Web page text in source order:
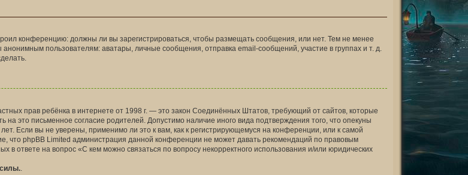
конференцию: должны ли вы зарегистрироваться, чтобы размещать сообщения, или нет. Тем не менее
пользователям: аватары, личные сообщения, отправка email-сообщений, участие в группах и т. д.
прав ребёнка в интернете от 1998 г. — это закон Соединённых Штатов, требующий от сайтов, которые
это письменное согласие родителей. Допустимо наличие иного вида подтверждения того, что опекуны
Если вы не уверены, применимо ли это к вам, как к регистрирующемуся на конференции, или к самой
что phpBB Limited администрация данной конференции не может давать рекомендаций по правовым
в ответе на вопрос «С кем можно связаться по вопросу некорректного использования и/или юридических
.